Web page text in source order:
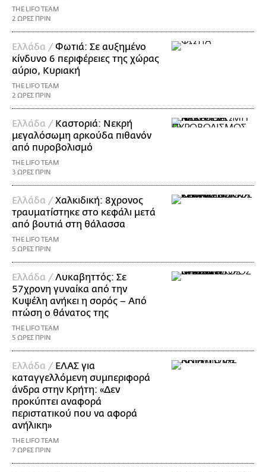
THE LIFO TEAM
2 ΩΡΕΣ ΠΡΙΝ
Ελλάδα /Φωτιά: Σε αυξημένο
κίνδυνο 6 περιφέρειες της χώρας
αύριο, Κυριακή
THE LIFO TEAM
2 ΩΡΕΣ ΠΡΙΝ
Ελλάδα / Καστοριά: Νεκρή
μεγαλόσωμη αρκούδα πιθανόν
από πυροβολισμό
THE LIFO TEAM
3 ΩΡΕΣ ΠΡΙΝ
Ελλάδα /Χαλκιδική: 8χρονος
τραυματίστηκε στο κεφάλι μετά
από βουτιά στη θάλασσα
THE LIFO TEAM
5 ΩΡΕΣ ΠΡΙΝ
Ελλάδα /Λυκαβηττός: Σε
57χρονη γυναίκα από την
Κυψέλη ανήκει η σορός – Από
πτώση ο θάνατος της
THE LIFO TEAM
5 ΩΡΕΣ ΠΡΙΝ
Ελλάδα / ΕΛΑΣ για
καταγγελλόμενη συμπεριφορά
άνδρα στην Κρήτη: «Δεν
προκύπτει αναφορά
περιστατικού που να αφορά
ανήλικη»
THE LIFO TEAM
7 ΩΡΕΣ ΠΡΙΝ